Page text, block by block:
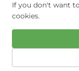
PAGINA
If you don't want
cookies.